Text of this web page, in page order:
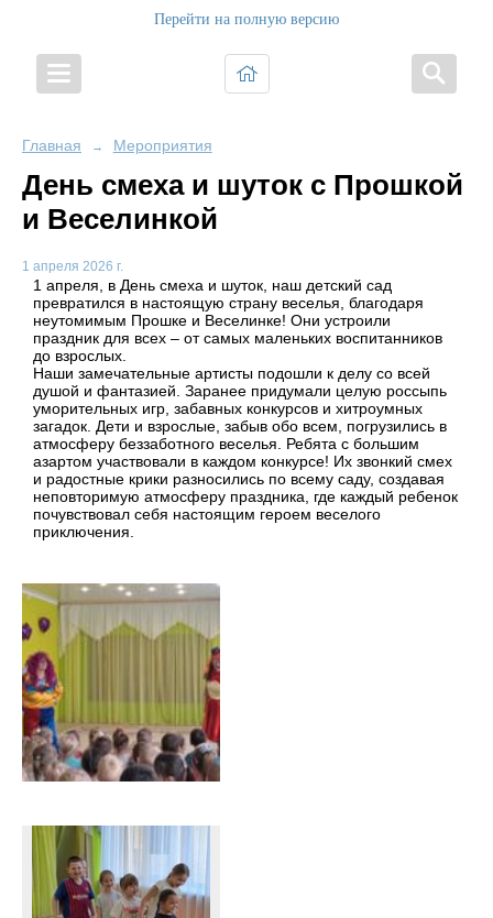
Перейти на полную версию
Главная → Мероприятия
День смеха и шуток с Прошкой
и Веселинкой
1 апреля 2026 г.
1 апреля, в День смеха и шуток, наш детский сад
превратился в настоящую страну веселья, благодаря
неутомимым Прошке и Веселинке! Они устроили
праздник для всех – от самых маленьких воспитанников
до взрослых.
Наши замечательные артисты подошли к делу со всей
душой и фантазией. Заранее придумали целую россыпь
уморительных игр, забавных конкурсов и хитроумных
загадок. Дети и взрослые, забыв обо всем, погрузились в
атмосферу беззаботного веселья. Ребята с большим
азартом участвовали в каждом конкурсе! Их звонкий смех
и радостные крики разносились по всему саду, создавая
неповторимую атмосферу праздника, где каждый ребенок
почувствовал себя настоящим героем веселого
приключения.